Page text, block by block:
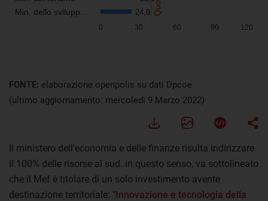
FONTE: elaborazione openpolis su dati Dpcoe
(ultimo aggiornamento: mercoledì 9 Marzo 2022)
Il ministero dell'economia e delle finanze risulta indirizzare
il 100% delle risorse al sud. in questo senso, va sottolineato
che il Mef è titolare di un solo investimento avente
destinazione territoriale: "Innovazione e tecnologia della